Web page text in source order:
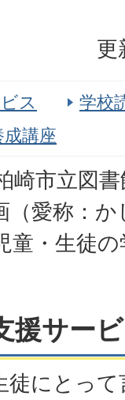
更
ス
学校
講座
崎市立図
（愛称：
童・生徒
援サー
徒にとっ